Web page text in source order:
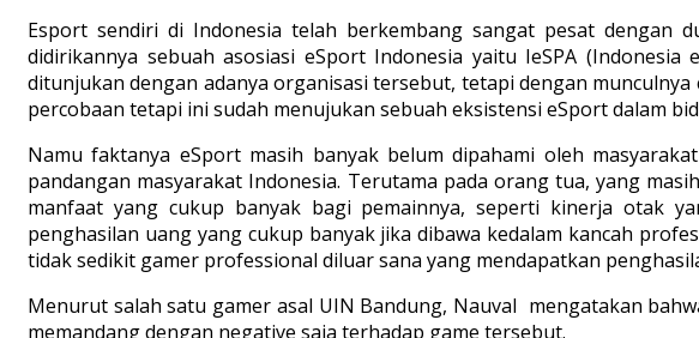
Esport sendiri di Indonesia telah berkembang sangat pesat dengan
didirikannya sebuah asosiasi eSport Indonesia yaitu IeSPA
ditunjukan dengan adanya organisasi tersebut, tetapi dengan
percobaan tetapi ini sudah menujukan sebuah eksistensi eSport dalam
Namu faktanya eSport masih banyak belum dipahami oleh
pandangan masyarakat Indonesia. Terutama pada orang tua, yang
manfaat yang cukup banyak bagi pemainnya, seperti kinerja otak
penghasilan uang yang cukup banyak jika dibawa kedalam kancah
tidak sedikit gamer professional diluar sana yang mendapatkan
Menurut salah satu gamer asal UIN Bandung, Nauval mengatakan
memandang dengan negative saja terhadap game tersebut.